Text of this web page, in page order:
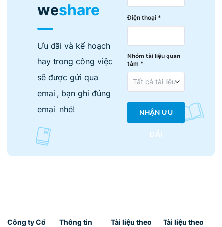
weshare
Ưu đãi và kế hoạch
hay trong công việc
sẽ được gửi qua
email, bạn ghi đúng
email nhé!
Điện thoại *
Nhóm tài liệu quan
tâm *
NHẬN ƯU
ĐÃI
Công ty Cổ
Thông tin
Tài liệu theo
Tài liệu theo